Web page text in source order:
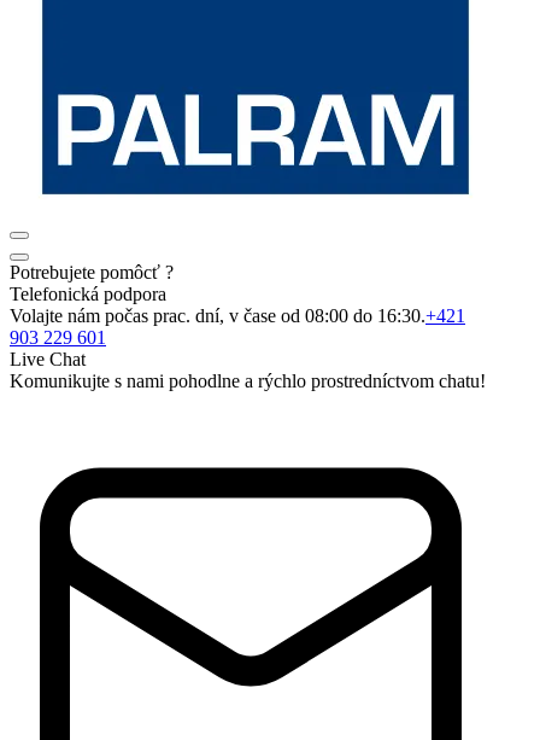
Potrebujete pomôcť ?
Telefonická podpora
Volajte nám počas prac. dní, v čase od 08:00 do 16:30.+421
903 229 601
Live Chat
Komunikujte s nami pohodlne a rýchlo prostredníctvom chatu!